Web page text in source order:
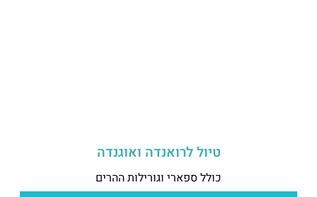
טיול לרואנדה ואוגנדה
כולל ספארי וגורילות ההרים